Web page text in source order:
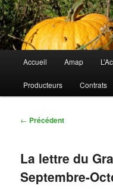
principal
Accueil Amap
Producteurs Contrats
Navigation
← Précédent
La lettre du
Septembre-